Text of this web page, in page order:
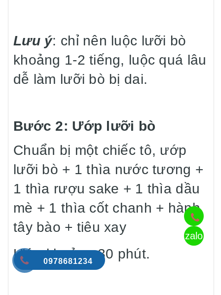
Lưu ý: chỉ nên luộc lưỡi bò
khoảng 1-2 tiếng, luộc quá lâu
dễ làm lưỡi bò bị dai.
Bước 2: Ướp lưỡi bò
Chuẩn bị một chiếc tô, ướp
lưỡi bò + 1 thìa nước tương +
1 thìa rượu sake + 1 thìa dầu
mè + 1 thìa cốt chanh + hành
tây bào + tiêu xay
Ướp khoảng 30 phút.
zalo
0978681234